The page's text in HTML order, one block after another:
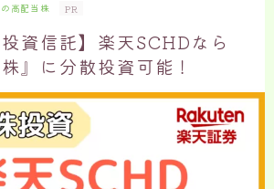
高配当株 PR
投資信託】楽天SCHDなら
』に分散投資可能！